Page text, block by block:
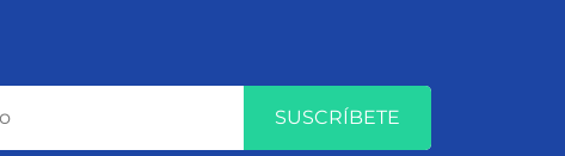
SUSCRÍBETE